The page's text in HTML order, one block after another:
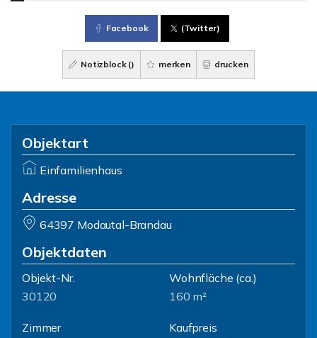
Facebook (Twitter)
Notizblock () merken drucken
Objektart
Einfamilienhaus
Adresse
64397 Modautal-Brandau
Objektdaten
Objekt-Nr.
30120
Wohnfläche (ca.)
160 m²
Zimmer
Kaufpreis